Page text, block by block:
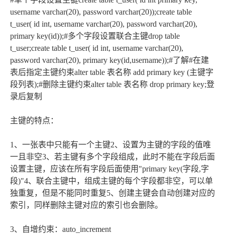
username varchar(20), password varchar(20));create table
t_user( id int, username varchar(20), password varchar(20),
primary key(id));#多个字段设置联合主键drop table
t_user;create table t_user( id int, username varchar(20),
password varchar(20), primary key(id,username));#了解#在建
表后指定主键约束alter table 表名称 add primary key (主键字
段列表);#删除主键约束alter table 表名称 drop primary key;登
录后复制
主键的特点：
1、一张表中只能有一个主键2、设置为主键的字段的值唯
一且非空3、若主键有多个字段组成，此时不能在字段后面
设置主键，应该在所有字段后面使用"primary key(字段,字
段)"4、联合主键中，组成主键的每个字段都非空，可以单
独重复，但是不能同时重复5、创建主键会自动创建对应的
索引，同样删除主键对应的索引也会删除。
3、自增约束：auto_increment